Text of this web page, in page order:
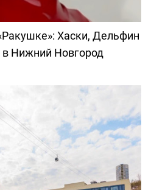
Хаски, Дельфин
Нижний Новгород